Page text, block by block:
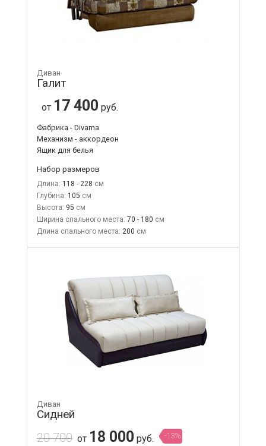
Диван
Галит
от 17 400 руб.
Фабрика - Divama
Механизм - аккордеон
Ящик для белья
Набор размеров
Длина: 118 - 228
Глубина: 105
Высота: 95
Ширина спального места: 70 - 180
Длина спального места: 200
Диван
Сидней
20 700 от 18 000 руб. -13%